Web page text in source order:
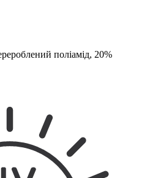
поліамід, 20%